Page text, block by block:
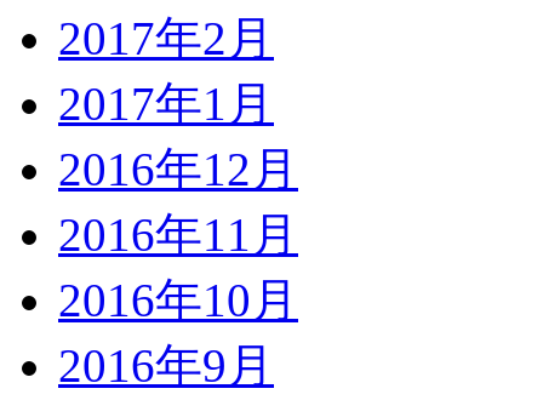
2017年2月
2017年1月
2016年12月
2016年11月
2016年10月
2016年9月